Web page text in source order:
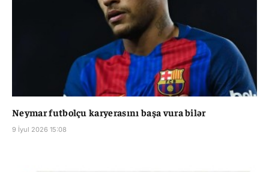
Neymar futbolçu karyerasını başa vura bilər
9 İyul 2026 15:08